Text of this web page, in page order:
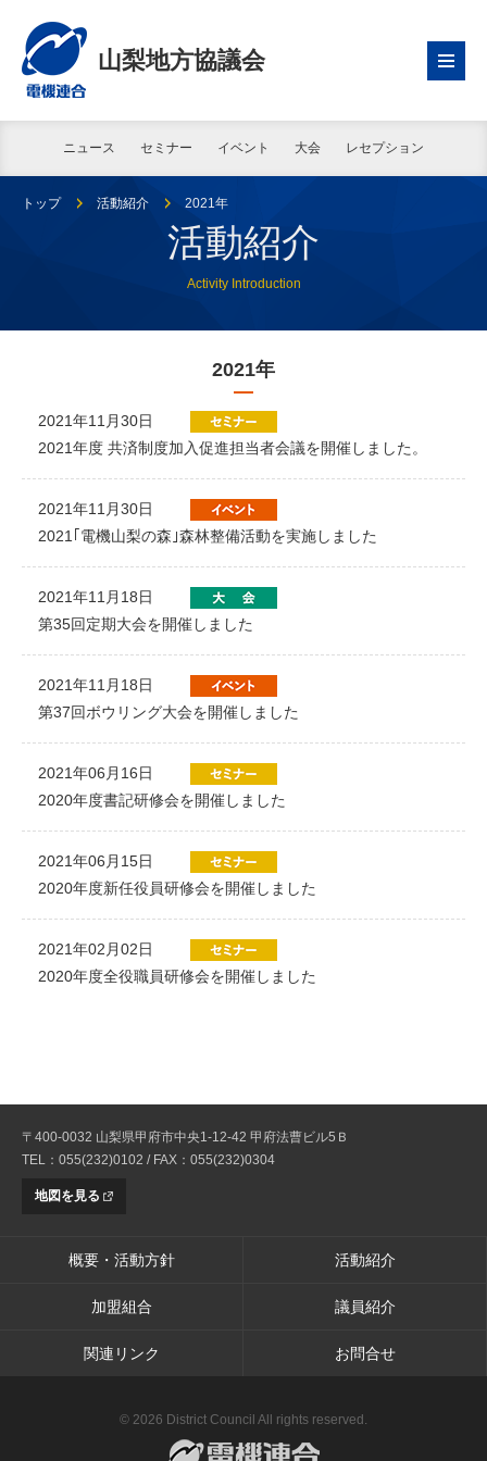
山梨地方協議会
ニュース セミナー イベント 大会 レセプション
トップ 活動紹介 2021年
活動紹介
Activity Introduction
2021年
2021年11月30日
2021年度 共済制度加入促進担当者会議を開催しました。
2021年11月30日
2021｢電機山梨の森｣森林整備活動を実施しました
2021年11月18日
第35回定期大会を開催しました
2021年11月18日
第37回ボウリング大会を開催しました
2021年06月16日
2020年度書記研修会を開催しました
2021年06月15日
2020年度新任役員研修会を開催しました
2021年02月02日
2020年度全役職員研修会を開催しました
〒400-0032 山梨県甲府市中央1-12-42 甲府法曹ビル5Ｂ
TEL：055(232)0102 / FAX：055(232)0304
地図を見る
概要・活動方針 活動紹介
加盟組合 議員紹介
関連リンク お問合せ
© 2026 District Council All rights reserved.